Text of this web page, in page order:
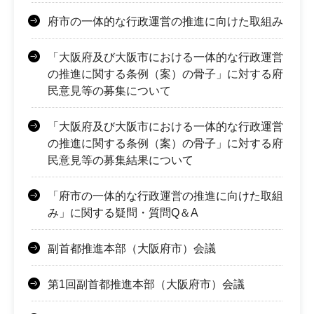
府市の一体的な行政運営の推進に向けた取組み
「大阪府及び大阪市における一体的な行政運営
の推進に関する条例（案）の骨子」に対する府
民意見等の募集について
「大阪府及び大阪市における一体的な行政運営
の推進に関する条例（案）の骨子」に対する府
民意見等の募集結果について
「府市の一体的な行政運営の推進に向けた取組
み」に関する疑問・質問Q＆A
副首都推進本部（大阪府市）会議
第1回副首都推進本部（大阪府市）会議